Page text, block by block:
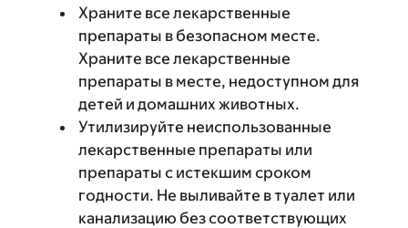
Храните все лекарственные
препараты в безопасном месте.
Храните все лекарственные
препараты в месте, недоступном для
детей и домашних животных.
Утилизируйте неиспользованные
лекарственные препараты или
препараты с истекшим сроком
годности. Не выливайте в туалет или
канализацию без соответствующих